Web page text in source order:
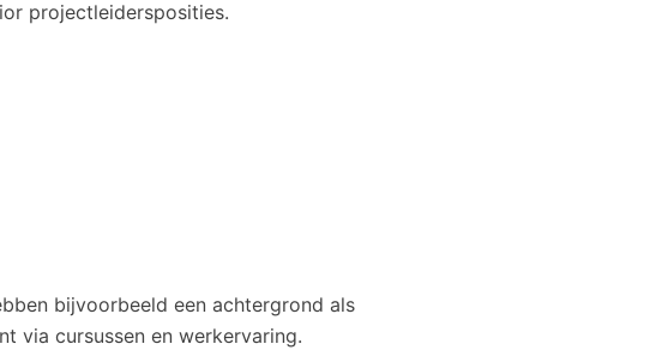
projectleidersposities.
bijvoorbeeld een achtergrond als
via cursussen en werkervaring.